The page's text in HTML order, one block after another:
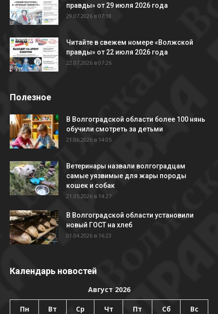
правды» от 29 июля 2026 года
29.07.2026 в 07:18
Читайте в свежем номере «Волжской
правды» от 22 июля 2026 года
22.07.2026 в 07:26
Полезное
В Волгоградской области более 100 нянь
обучили смотреть за детьми
21.06.2026 в 14:05
Ветеринары назвали волгоградцам
самые уязвимые для жары породы
кошек и собак
21.05.2026 в 14:27
В Волгоградской области установили
новый ГОСТ на хлеб
01.04.2026 в 16:23
Календарь новостей
Август 2026
Пн Вт Ср Чт Пт Сб Вс